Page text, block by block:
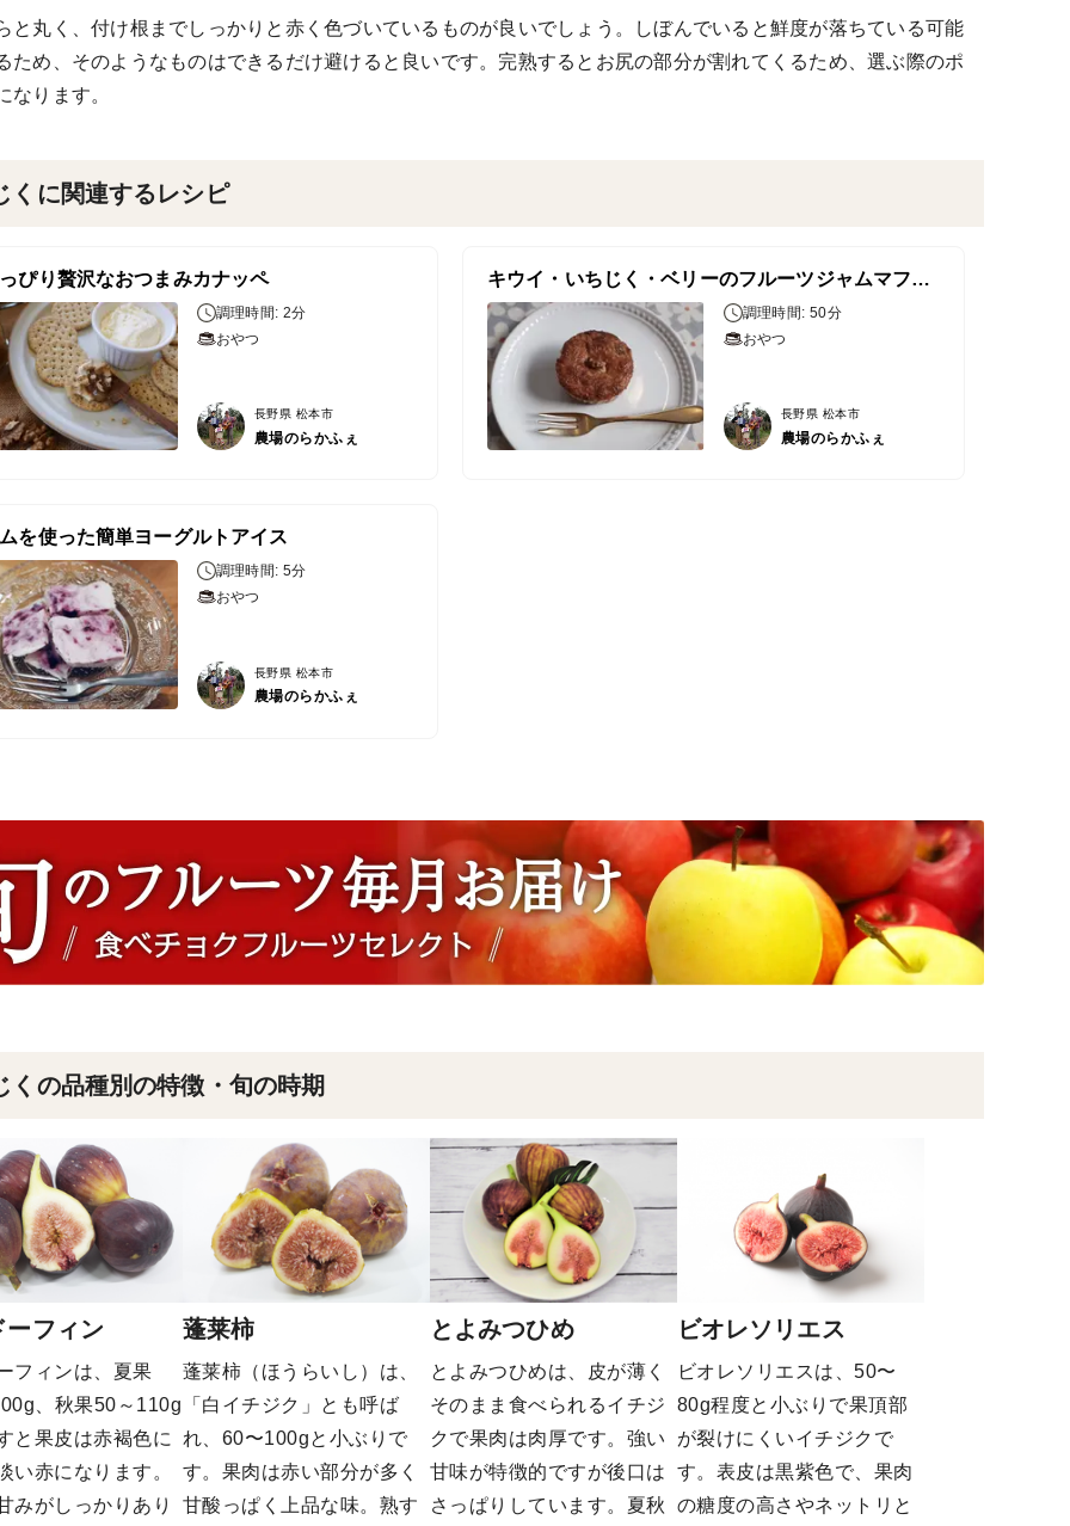
と丸く、付け根までしっかりと赤く色づいているものが良いでしょう。しぼんでいると鮮度が落ちている可能
ため、そのようなものはできるだけ避けると良いです。完熟するとお尻の部分が割れてくるため、選ぶ際のポ
なります。
くに関連するレシピ
ぴり贅沢なおつまみカナッペ
調理時間: 2分
おやつ
長野県 松本市
農場のらかふぇ
キウイ・いちじく・ベリーのフルーツジャムマフィン
調理時間: 50分
おやつ
長野県 松本市
農場のらかふぇ
を使った簡単ヨーグルトアイス
調理時間: 5分
おやつ
長野県 松本市
農場のらかふぇ
くの品種別の特徴・旬の時期
ーフィン
フィンは、夏果
、秋果50～110g
と果皮は赤褐色に
い赤になります。
みがしっかりあり
蓬莱柿
蓬莱柿（ほうらいし）は、
「白イチジク」とも呼ば
れ、60〜100gと小ぶりで
す。果肉は赤い部分が多く
甘酸っぱく上品な味。熟す
とよみつひめ
とよみつひめは、皮が薄く
そのまま食べられるイチジ
クで果肉は肉厚です。強い
甘味が特徴的ですが後口は
さっぱりしています。夏秋
ビオレソリエス
ビオレソリエスは、50〜
80g程度と小ぶりで果頂部
が裂けにくいイチジクで
す。表皮は黒紫色で、果肉
の糖度の高さやネットリと